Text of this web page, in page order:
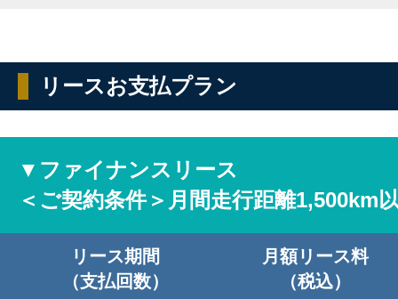
リースお支払プラン
▼ファイナンスリース
＜ご契約条件＞月間走行距離1,500km
リース期間
（支払回数）
月額リース料
（税込）